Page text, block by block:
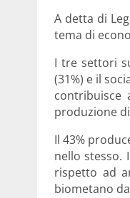
A detta di
tema di
I tre settori
(31%) e il
contribuisce
produzione
Il 43%
nello stesso.
rispetto ad
biometano